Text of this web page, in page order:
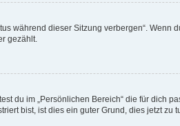
während dieser Sitzung verbergen“. Wenn
gezählt.
du im „Persönlichen Bereich“ die für dich
bist, ist dies ein guter Grund, dies jetzt zu